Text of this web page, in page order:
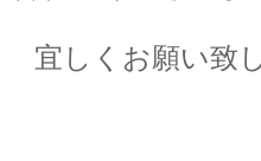
宜しくお願い致